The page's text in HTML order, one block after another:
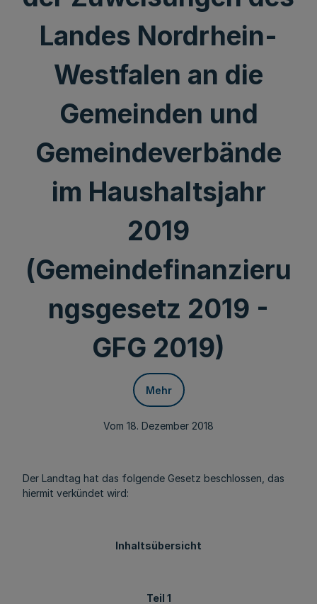
Landes Nordrhein-
Westfalen an die
Gemeinden und
Gemeindeverbände
im Haushaltsjahr
2019
(Gemeindefinanzieru
ngsgesetz 2019 -
GFG 2019)
Mehr
Vom 18. Dezember 2018
Der Landtag hat das folgende Gesetz beschlossen, das
hiermit verkündet wird:
Inhaltsübersicht
Teil 1